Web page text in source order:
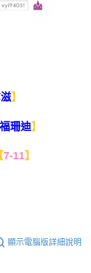
】
珊迪】
7-11】
顯示電腦版詳細說明